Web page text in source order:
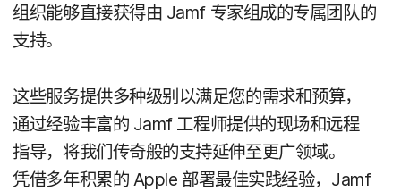
组织​能够​直接​获得​由 Jamf 专家​组成​的​专属​团队​的​
支持。
这些​服务​提供​多​种​级​别以​满足​您​的​需求​和​预算，​
通过​经验​丰富​的 Jamf 工程师​提供​的​现场​和​远程​
指导，​将​我们​传奇般​的​支持​延​伸​至​更​广​领域。​
凭借多​年​积累​的 Apple 部署​最​佳​实践​经验， Jamf